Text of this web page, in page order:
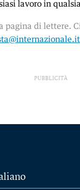
lavoro in
di lettere.
PUBBLICITÀ